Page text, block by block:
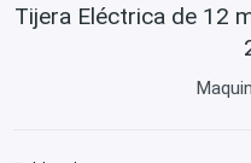
Tijera Eléctrica de 12